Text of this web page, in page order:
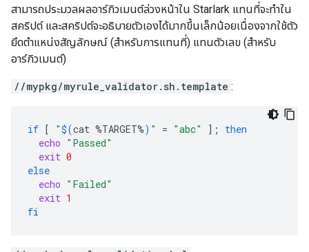
สามารถประมวลผลอาร์กิวเมนต์ล่วงหน้าใน Starlark แทนที่จะทำใน
สคริปต์ และสคริปต์จะอธิบายตัวเองได้มากขึ้นเล็กน้อยเนื่องจากใช้ตัว
ยึดตำแหน่งสัญลักษณ์ (สำหรับการแทนที่) แทนตัวเลข (สำหรับ
อาร์กิวเมนต์)
//mypkg/myrule_validator.sh.template :
if [ "$(cat %TARGET%) " = "abc" ] ;
then
echo "Passed"
exit 0
else
echo "Failed"
exit 1
fi